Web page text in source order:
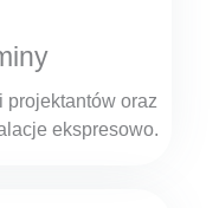
projektantów oraz
ekspresowo.